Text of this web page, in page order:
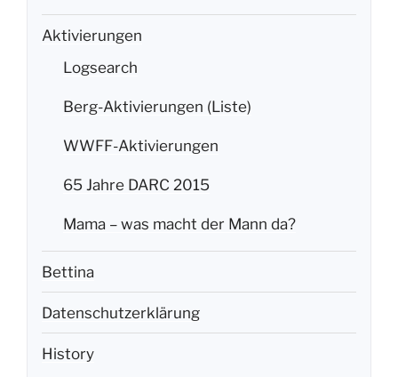
Aktivierungen
Logsearch
Berg-Aktivierungen (Liste)
WWFF-Aktivierungen
65 Jahre DARC 2015
Mama – was macht der Mann da?
Bettina
Datenschutzerklärung
History